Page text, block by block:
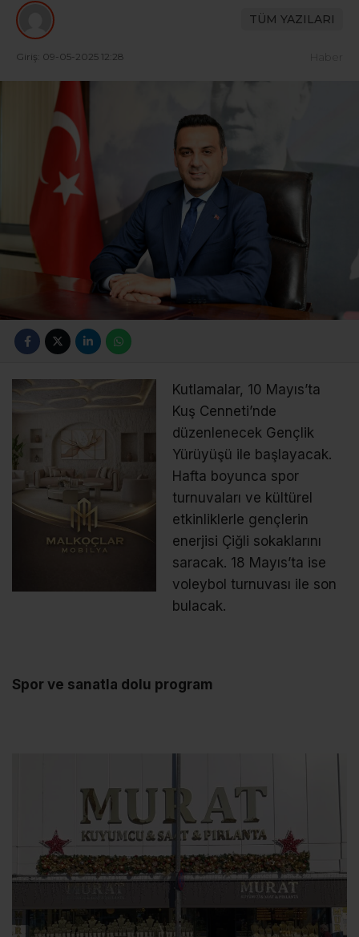
TÜM YAZILARI
Giriş: 09-05-2025 12:28 Haber
Kutlamalar, 10 Mayıs’ta
Kuş Cenneti’nde
düzenlenecek Gençlik
Yürüyüşü ile başlayacak.
Hafta boyunca spor
turnuvaları ve kültürel
etkinliklerle gençlerin
enerjisi Çiğli sokaklarını
saracak. 18 Mayıs’ta ise
voleybol turnuvası ile son
bulacak.
Spor ve sanatla dolu program